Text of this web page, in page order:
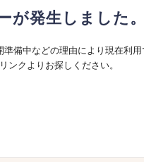
が発生しました。
備中などの理由により現在利用
ンクよりお探しください。